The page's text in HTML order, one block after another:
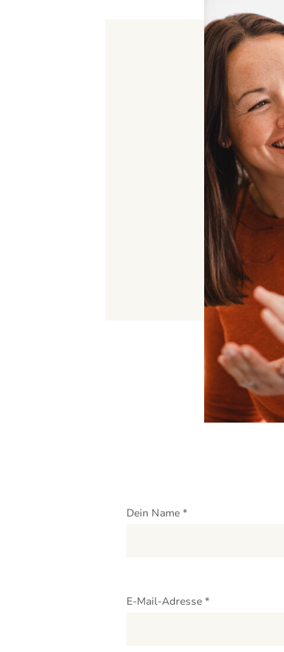
Dein Name *
leave
E-Mail-Adresse *